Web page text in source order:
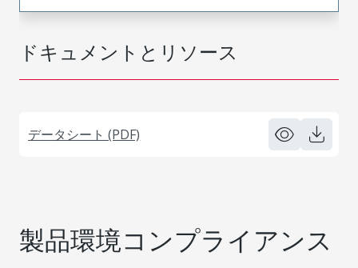
ドキュメントとリソース
データシート (PDF)
製品環境コンプライアンス